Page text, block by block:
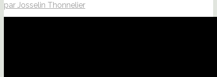
par Josselin Thonnelier